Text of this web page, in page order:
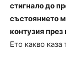
стигнало до
състоянието
контузия
Ето какво каза